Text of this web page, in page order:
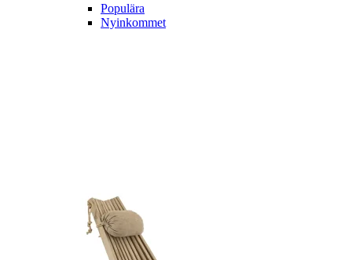
Populära
Nyinkommet